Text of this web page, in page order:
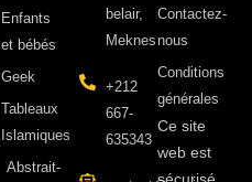
Enfants
et bébés
Geek
Tableaux
Islamiques
Abstrait-
belair,
Meknes
+212
667-
635343
Contactez-
nous
Conditions
générales
Ce site
web est
sécurisé